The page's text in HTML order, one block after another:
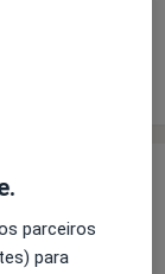
parceiros
para